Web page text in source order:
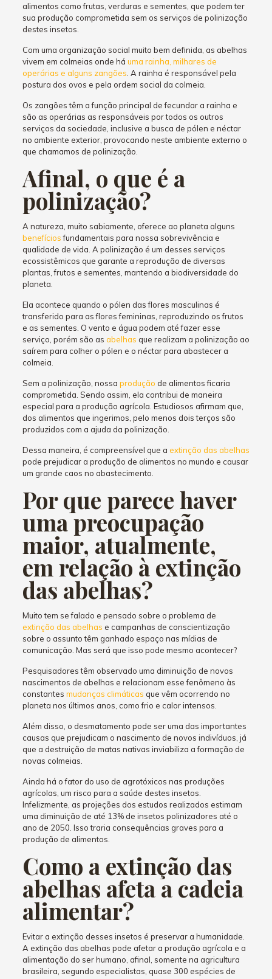
alimentos como frutas, verduras e sementes, que podem ter
sua produção comprometida sem os serviços de polinização
destes insetos.
Com uma organização social muito bem definida, as abelhas
vivem em colmeias onde há uma rainha, milhares de
operárias e alguns zangões . A rainha é responsável pela
postura dos ovos e pela ordem social da colmeia.
Os zangões têm a função principal de fecundar a rainha e
são as operárias as responsáveis por todos os outros
serviços da sociedade, inclusive a busca de pólen e néctar
no ambiente exterior, provocando neste ambiente externo o
que chamamos de polinização.
Afinal, o que é a
polinização?
A natureza, muito sabiamente, oferece ao planeta alguns
benefíciosfundamentais para nossa sobrevivência e
qualidade de vida. A polinização é um desses serviços
ecossistêmicos que garante a reprodução de diversas
plantas, frutos e sementes, mantendo a biodiversidade do
planeta.
Ela acontece quando o pólen das flores masculinas é
transferido para as flores femininas, reproduzindo os frutos
e as sementes. O vento e água podem até fazer esse
serviço, porém são as abelhas que realizam a polinização ao
saírem para colher o pólen e o néctar para abastecer a
colmeia.
Sem a polinização, nossa produção de alimentos ficaria
comprometida. Sendo assim, ela contribui de maneira
especial para a produção agrícola. Estudiosos afirmam que,
dos alimentos que ingerimos, pelo menos dois terços são
produzidos com a ajuda da polinização.
Dessa maneira, é compreensível que a extinção das abelhas
pode prejudicar a produção de alimentos no mundo e causar
um grande caos no abastecimento.
Por que parece haver
uma preocupação
maior, atualmente,
em relação à extinção
das abelhas?
Muito tem se falado e pensado sobre o problema de
extinção das abelhas e campanhas de conscientização
sobre o assunto têm ganhado espaço nas mídias de
comunicação. Mas será que isso pode mesmo acontecer?
Pesquisadores têm observado uma diminuição de novos
nascimentos de abelhas e relacionam esse fenômeno às
constantes mudanças climáticas que vêm ocorrendo no
planeta nos últimos anos, como frio e calor intensos.
Além disso, o desmatamento pode ser uma das importantes
causas que prejudicam o nascimento de novos indivíduos, já
que a destruição de matas nativas inviabiliza a formação de
novas colmeias.
Ainda há o fator do uso de agrotóxicos nas produções
agrícolas, um risco para a saúde destes insetos.
Infelizmente, as projeções dos estudos realizados estimam
uma diminuição de até 13% de insetos polinizadores até o
ano de 2050. Isso traria consequências graves para a
produção de alimentos.
Como a extinção das
abelhas afeta a cadeia
alimentar?
Evitar a extinção desses insetos é preservar a humanidade.
A extinção das abelhas pode afetar a produção agrícola e a
alimentação do ser humano, afinal, somente na agricultura
brasileira, segundo especialistas, quase 300 espécies de